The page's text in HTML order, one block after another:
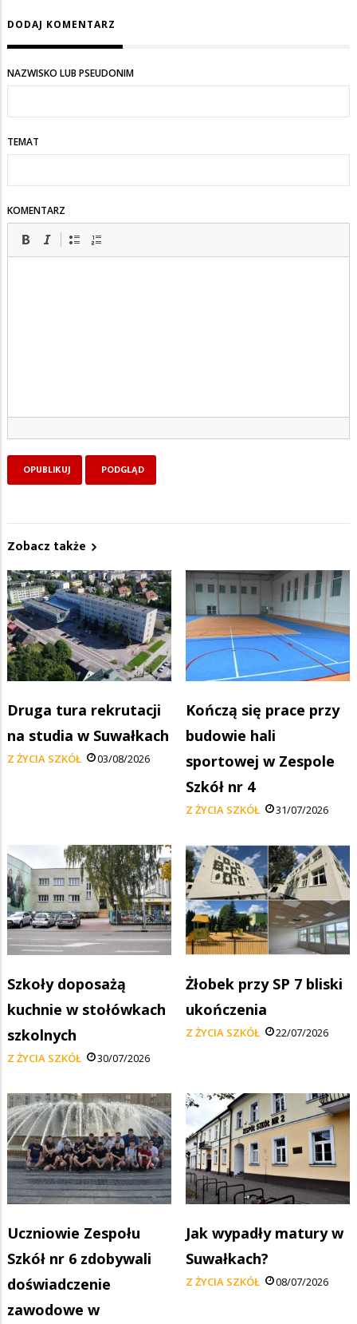
DODAJ KOMENTARZ
NAZWISKO LUB PSEUDONIM
TEMAT
KOMENTARZ
Zobacz także
Druga tura rekrutacji
na studia w Suwałkach
Z ŻYCIA SZKÓŁ 03/08/2026
Kończą się prace przy
budowie hali
sportowej w Zespole
Szkół nr 4
Z ŻYCIA SZKÓŁ 31/07/2026
Szkoły doposażą
kuchnie w stołówkach
szkolnych
Z ŻYCIA SZKÓŁ 30/07/2026
Żłobek przy SP 7 bliski
ukończenia
Z ŻYCIA SZKÓŁ 22/07/2026
Uczniowie Zespołu
Szkół nr 6 zdobywali
doświadczenie
zawodowe w
Jak wypadły matury w
Suwałkach?
Z ŻYCIA SZKÓŁ 08/07/2026